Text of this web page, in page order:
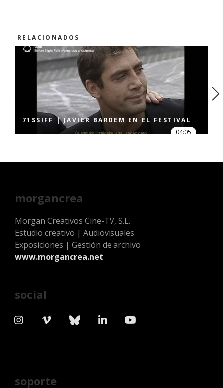
RELACIONADOS
71SSIFF | JAVIER BARDEM EN EL FESTIVAL
04:05
morgancrea
Morgan Creativos Cine-TV, S.L.
Estudio creativo | Audiovisuales
Exposiciones | Gestión de archivo
www.morgancrea.net
social
soporte